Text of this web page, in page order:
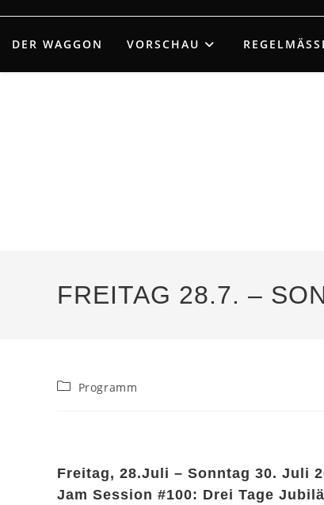
springen
DER WAGGON VORSCHAU REGELMÄSSIG
FREITAG 28.7. –
Beitrags-
Programm
Freitag, 28.Juli – Sonntag 30. Juli
Jam Session #100: Drei Tage